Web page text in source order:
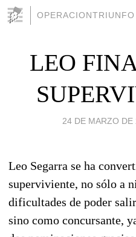
OPERACIONTRIUNFO
LEO
24 DE MARZO
Leo Segarra se ha
superviviente, no sólo a
dificultades de poder
sino como concursante,